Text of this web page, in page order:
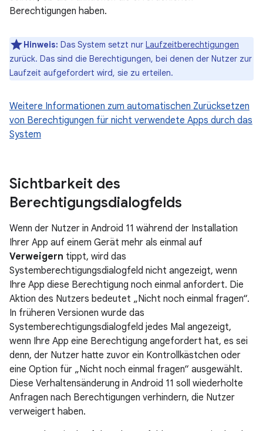
Berechtigungen haben.
Hinweis: Das System setzt nur Laufzeitberechtigungen
zurück. Das sind die Berechtigungen, bei denen der Nutzer zur
Laufzeit aufgefordert wird, sie zu erteilen.
Weitere Informationen zum automatischen Zurücksetzen
von Berechtigungen für nicht verwendete Apps durch das
System
Sichtbarkeit des
Berechtigungsdialogfelds
Wenn der Nutzer in Android 11 während der Installation
Ihrer App auf einem Gerät mehr als einmal auf
Verweigern tippt, wird das
Systemberechtigungsdialogfeld nicht angezeigt, wenn
Ihre App diese Berechtigung noch einmal anfordert. Die
Aktion des Nutzers bedeutet „Nicht noch einmal fragen“.
In früheren Versionen wurde das
Systemberechtigungsdialogfeld jedes Mal angezeigt,
wenn Ihre App eine Berechtigung angefordert hat, es sei
denn, der Nutzer hatte zuvor ein Kontrollkästchen oder
eine Option für „Nicht noch einmal fragen“ ausgewählt.
Diese Verhaltensänderung in Android 11 soll wiederholte
Anfragen nach Berechtigungen verhindern, die Nutzer
verweigert haben.